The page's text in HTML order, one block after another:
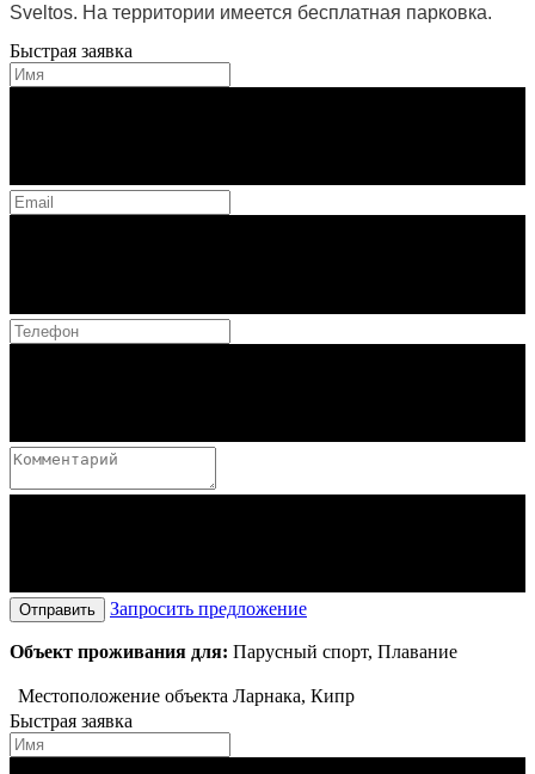
Sveltos. На территории имеется бесплатная парковка.
Быстрая заявка
Отправить Запросить предложение
Объект проживания для: Парусный спорт, Плавание
Местоположение объекта Ларнака, Кипр
Быстрая заявка